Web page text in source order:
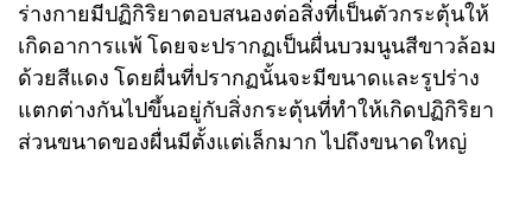
ร่างกายมีปฏิกิริยาตอบสนองต่อสิ่งที่เป็นตัวกระตุ้นให้
เกิดอาการแพ้ โดยจะปรากฏเป็นผื่นบวมนูนสีขาวล้อม
ด้วยสีแดง โดยผื่นที่ปรากฏนั้นจะมีขนาดและรูปร่าง
แตกต่างกันไปขึ้นอยู่กับสิ่งกระตุ้นที่ทำให้เกิดปฏิกิริยา
ส่วนขนาดของผื่นมีตั้งแต่เล็กมาก ไปถึงขนาดใหญ่